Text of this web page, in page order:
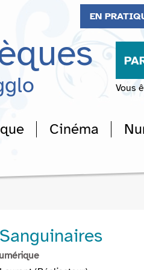
EN
Vous
Cinéma